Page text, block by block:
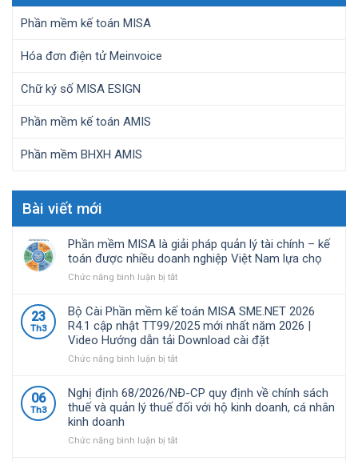
Phần mềm kế toán MISA
Hóa đơn điện tử Meinvoice
Chữ ký số MISA ESIGN
Phần mềm kế toán AMIS
Phần mềm BHXH AMIS
Bài viết mới
Phần mềm MISA là giải pháp quản lý tài chính – kế
toán được nhiều doanh nghiệp Việt Nam lựa chọ
Chức năng bình luận bị tắtở
mềm
MISA
là
giải
pháp
tài
chính
kế
23
Th3
Bộ Cài Phần mềm kế toán MISA SME.NET 2026
R4.1 cập nhật TT99/2025 mới nhất năm 2026 |
Video Hướng dẫn tải Download cài đặt
Chức năng bình luận bị tắtở
Phần
mềm
toán
06
Th3
Nghị định 68/2026/NĐ-CP quy định về chính sách
thuế và quản lý thuế đối với hộ kinh doanh, cá nhân
kinh doanh
Chức năng bình luận bị tắtở